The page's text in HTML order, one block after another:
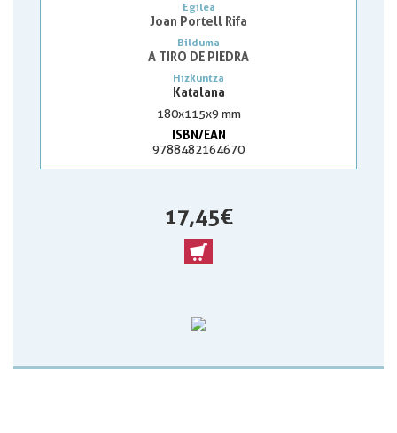
Egilea
Joan Portell Rifa
Bilduma
A TIRO DE PIEDRA
Hizkuntza
Katalana
180x115x9 mm
ISBN/EAN
9788482164670
17,45 €